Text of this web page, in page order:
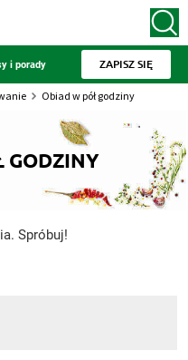
i porady ZAPISZ SIĘ
Obiad w pół godziny
GODZINY
Spróbuj!